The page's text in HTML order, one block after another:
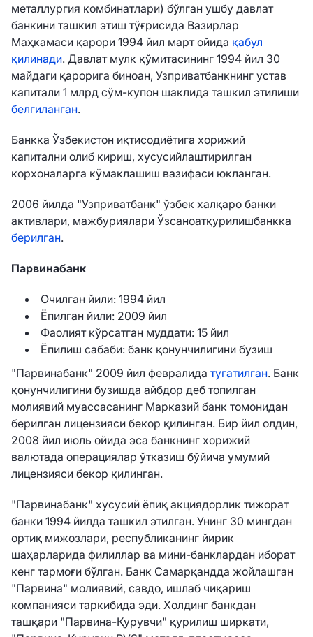
металлургия комбинатлари) бўлган ушбу давлат
банкини ташкил этиш тўғрисида Вазирлар
Маҳкамаси қарори 1994 йил март ойида қабул
қилинади. Давлат мулк қўмитасининг 1994 йил 30
майдаги қарорига биноан, Узприватбанкнинг устав
капитали 1 млрд сўм-купон шаклида ташкил этилиши
белгиланган.
Банкка Ўзбекистон иқтисодиётига хорижий
капитални олиб кириш, хусусийлаштирилган
корхоналарга кўмаклашиш вазифаси юкланган.
2006 йилда "Узприватбанк" ўзбек халқаро банки
активлари, мажбуриялари Ўзсаноатқурилишбанкка
берилган.
Парвинабанк
Очилган йили: 1994 йил
Ёпилган йили: 2009 йил
Фаолият кўрсатган муддати: 15 йил
Ёпилиш сабаби: банк қонунчилигини бузиш
"Парвинабанк" 2009 йил февралида тугатилган. Банк
қонунчилигини бузишда айбдор деб топилган
молиявий муассасанинг Марказий банк томонидан
берилган лицензияси бекор қилинган. Бир йил олдин,
2008 йил июль ойида эса банкнинг хорижий
валютада операциялар ўтказиш бўйича умумий
лицензияси бекор қилинган.
"Парвинабанк" хусусий ёпиқ акциядорлик тижорат
банки 1994 йилда ташкил этилган. Унинг 30 мингдан
ортиқ мижозлари, республиканинг йирик
шаҳарларида филиллар ва мини-банклардан иборат
кенг тармоғи бўлган. Банк Самарқандда жойлашган
"Парвина" молиявий, савдо, ишлаб чиқариш
компанияси таркибида эди. Холдинг банкдан
ташқари "Парвина-Қурувчи" қурилиш ширкати,